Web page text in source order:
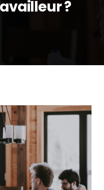
?